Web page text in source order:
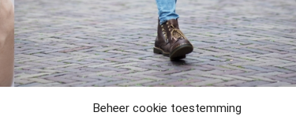
Beheer cookie toestemming